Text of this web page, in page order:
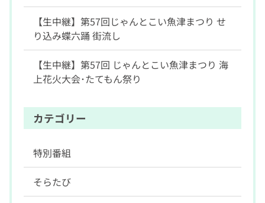
【生中継】第57回じゃんとこい魚津まつり せ
り込み蝶六踊 街流し
【生中継】第57回 じゃんとこい魚津まつり 海
上花火大会･たてもん祭り
カテゴリー
特別番組
そらたび